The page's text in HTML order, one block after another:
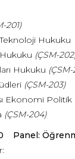
201)
Hukuku
(ÇSM-
Hukuku
(ÇSM-203)
Ekonomi Politik
(ÇSM-204)
Panel: